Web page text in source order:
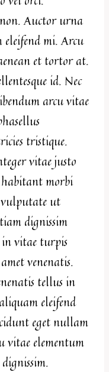
Auctor urna
eleifend mi. Arcu
et tortor at.
id. Nec
arcu vitae
tristique.
vitae justo
habitant morbi
vulputate ut
dignissim
in vitae turpis
venenatis.
tellus in
eleifend
eget nullam
vitae elementum